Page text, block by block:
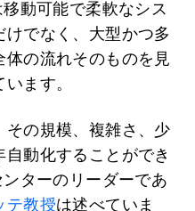
動可能で柔軟なシス
でなく、大型かつ多
の流れそのものを見
ます。
その規模、複雑さ、少
動化することができ
ターのリーダーであ
テ教授は述べていま